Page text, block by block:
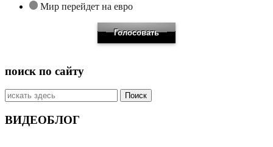
Мир перейдет на евро
поиск по сайту
Искать:
ВИДЕОБЛОГ